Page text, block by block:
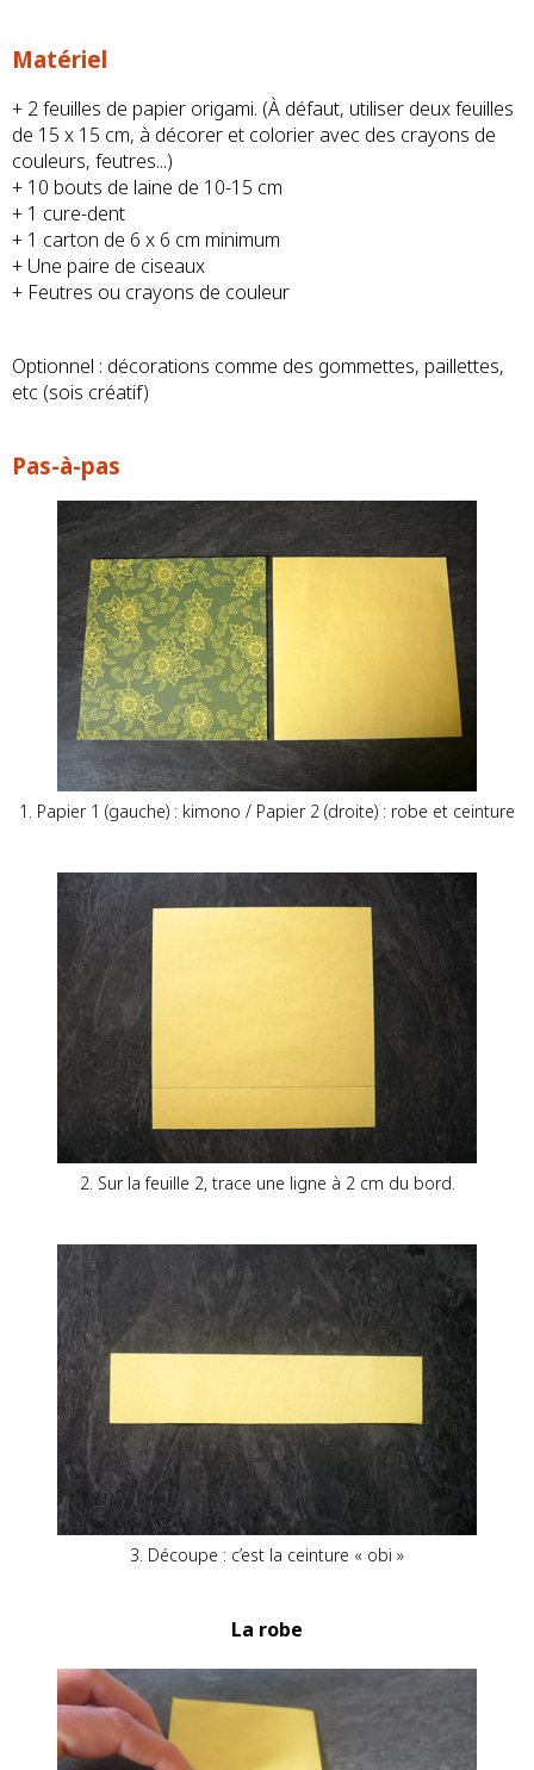
Matériel
+ 2 feuilles de papier origami. (À défaut, utiliser deux feuilles
de 15 x 15 cm, à décorer et colorier avec des crayons de
couleurs, feutres...)
+ 10 bouts de laine de 10-15 cm
+ 1 cure-dent
+ 1 carton de 6 x 6 cm minimum
+ Une paire de ciseaux
+ Feutres ou crayons de couleur
Optionnel : décorations comme des gommettes, paillettes,
etc (sois créatif)
Pas-à-pas
1. Papier 1 (gauche) : kimono / Papier 2 (droite) : robe et ceinture
2. Sur la feuille 2, trace une ligne à 2 cm du bord.
3. Découpe : c’est la ceinture « obi »
La robe